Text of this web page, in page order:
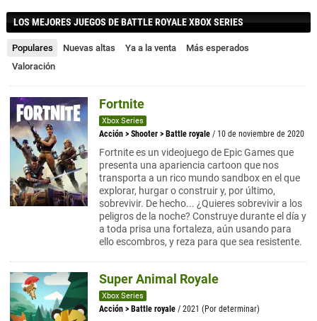
LOS MEJORES JUEGOS DE BATTLE ROYALE XBOX SERIES
Populares Nuevas altas Ya a la venta
Más esperados
Valoración
Fortnite
Xbox Series
Acción > Shooter > Battle royale / 10 de noviembre de 2020
Fortnite es un videojuego de Epic Games que
presenta una apariencia cartoon que nos
transporta a un rico mundo sandbox en el que
explorar, hurgar o construir y, por último,
sobrevivir. De hecho... ¿Quieres sobrevivir a los
peligros de la noche? Construye durante el día y
a toda prisa una fortaleza, aún usando para
ello escombros, y reza para que sea resistente.
Super Animal Royale
Xbox Series
Acción > Battle royale / 2021 (Por determinar)